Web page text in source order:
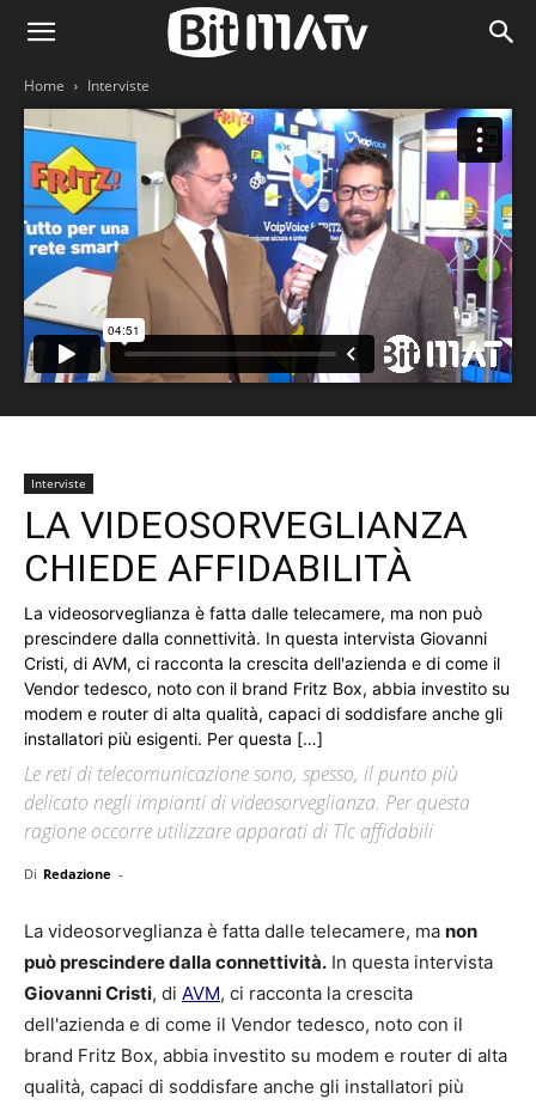
Home Interviste
Interviste
LA VIDEOSORVEGLIANZA
CHIEDE AFFIDABILITÀ
La videosorveglianza è fatta dalle telecamere, ma non può
prescindere dalla connettività. In questa intervista Giovanni
Cristi, di AVM, ci racconta la crescita dell'azienda e di come il
Vendor tedesco, noto con il brand Fritz Box, abbia investito su
modem e router di alta qualità, capaci di soddisfare anche gli
installatori più esigenti. Per questa […]
Le reti di telecomunicazione sono, spesso, il punto più
delicato negli impianti di videosorveglianza. Per questa
ragione occorre utilizzare apparati di Tlc affidabili
Di Redazione -
La videosorveglianza è fatta dalle telecamere, ma non
può prescindere dalla connettività. In questa intervista
Giovanni Cristi, di AVM, ci racconta la crescita
dell'azienda e di come il Vendor tedesco, noto con il
brand Fritz Box, abbia investito su modem e router di alta
qualità, capaci di soddisfare anche gli installatori più